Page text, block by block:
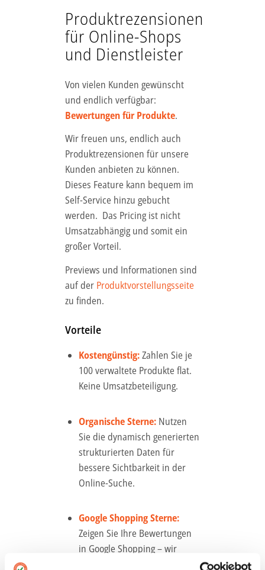
Produktrezensionen
für Online-Shops
und Dienstleister
Von vielen Kunden gewünscht
und endlich verfügbar:
Bewertungen für Produkte.
Wir freuen uns, endlich auch
Produktrezensionen für unsere
Kunden anbieten zu können.
Dieses Feature kann bequem im
Self-Service hinzu gebucht
werden. Das Pricing ist nicht
Umsatzabhängig und somit ein
großer Vorteil.
Previews und Informationen sind
auf der Produktvorstellungsseite
zu finden.
Vorteile
Kostengünstig:Zahlen Sie je
100 verwaltete Produkte flat.
Keine Umsatzbeteiligung.
Organische Sterne:Nutzen
Sie die dynamisch generierten
strukturierten Daten für
bessere Sichtbarkeit in der
Online-Suche.
Google Shopping Sterne:
Zeigen Sie Ihre Bewertungen
in Google Shopping – wir